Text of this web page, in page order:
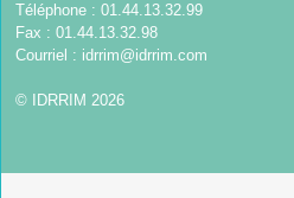
Téléphone : 01.44.13.32.99
Fax : 01.44.13.32.98
Courriel : idrrim@idrrim.com
© IDRRIM 2026